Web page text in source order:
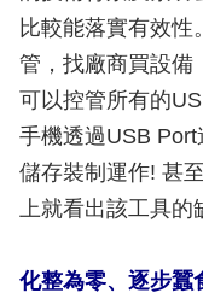
比較能落實有效性
管，找廠商買設備
可以控管所有的
手機透過USB
儲存裝制運作! 甚
上就看出該工具的
化整為零、逐步蠶